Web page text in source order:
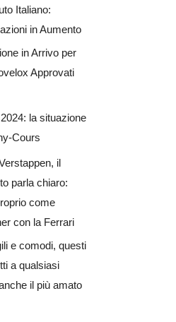
Italiano:
in Aumento
in Arrivo per
Approvati
la situazione
Cours
il
parla chiaro:
come
con la Ferrari
e comodi, questi
a qualsiasi
il più amato